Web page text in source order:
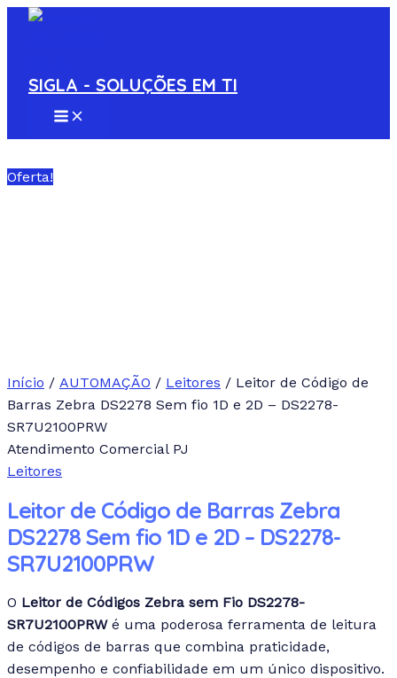
Ir
conteúdo
SIGLA - SOLUÇÕES EM TI
MAIN
Oferta!
Início / AUTOMAÇÃO / Leitores / Leitor de Código de
Barras Zebra DS2278 Sem fio 1D e 2D – DS2278-
SR7U2100PRW
Atendimento Comercial PJ
Leitores
Leitor de Código de Barras Zebra
DS2278 Sem fio 1D e 2D – DS2278-
SR7U2100PRW
O Leitor de Códigos Zebra sem Fio DS2278-
SR7U2100PRWé uma poderosa ferramenta de leitura
de códigos de barras que combina praticidade,
desempenho e confiabilidade em um único dispositivo.
Leitor
Barras
DS2278
Sem
fio